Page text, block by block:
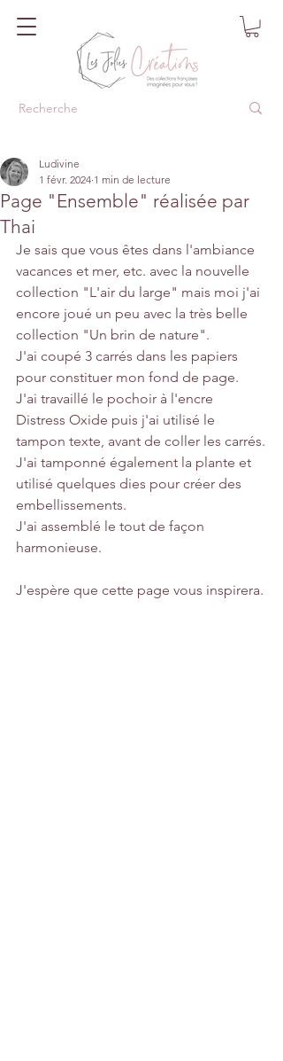
Page "Ensemble" réalisée par
Thai
Ludivine
1 févr. 2024 1 min de lecture
Je sais que vous êtes dans l'ambiance
vacances et mer, etc. avec la nouvelle
collection "L'air du large" mais moi j'ai
encore joué un peu avec la très belle
collection "Un brin de nature".
J'ai coupé 3 carrés dans les papiers
pour constituer mon fond de page.
J'ai travaillé le pochoir à l'encre
Distress Oxide puis j'ai utilisé le
tampon texte, avant de coller les carrés.
J'ai tamponné également la plante et
utilisé quelques dies pour créer des
embellissements.
J'ai assemblé le tout de façon
harmonieuse.
J'espère que cette page vous inspirera.